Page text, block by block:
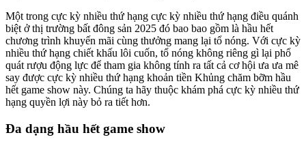
Một trong cực kỳ nhiều thứ hạng cực kỳ nhiều thứ hạng điều quánh
biệt ở thị trường bất đông sản 2025 đó bao bao gồm là hầu hết
chương trình khuyến mãi cùng thưởng mang lại tổ nóng. Với cực kỳ
nhiều thứ hạng chiết khấu lôi cuốn, tổ nóng không riêng gì lại phổ
quát rượu động lực để tham gia không tính ra tất cả cơ hội ưa ưa mê
say được cực kỳ nhiều thứ hạng khoản tiền Khủng chăm bỡm hầu
hết game show này. Chúng ta hãy thuộc khám phá cực kỳ nhiều thứ
hạng quyền lợi này bỏ ra tiết hơn.
Đa dạng hầu hết game show